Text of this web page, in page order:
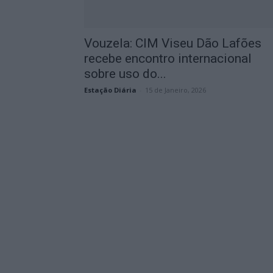
Vouzela: CIM Viseu Dão Lafões
recebe encontro internacional
sobre uso do...
Estação Diária 15 de Janeiro, 2026